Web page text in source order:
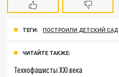
ТЕГИ: ПОСТРОИЛИ ДЕТСКИЙ САД
ЧИТАЙТЕ ТАКЖЕ:
Технофашисты XXI века